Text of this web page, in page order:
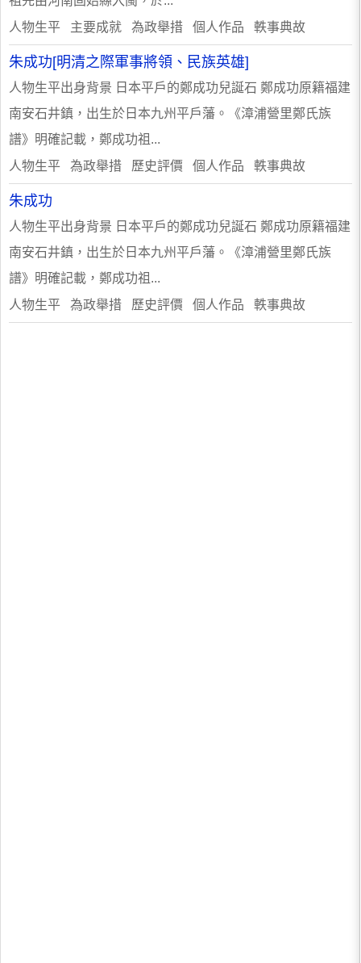
人物生平 主要成就 為政舉措 個人作品 軼事典故
朱成功[明清之際軍事將領、民族英雄]
人物生平出身背景 日本平戶的鄭成功兒誕石 鄭成功原籍福建
南安石井鎮，出生於日本九州平戶藩。《漳浦營里鄭氏族
譜》明確記載，鄭成功祖...
人物生平 為政舉措 歷史評價 個人作品 軼事典故
朱成功
人物生平出身背景 日本平戶的鄭成功兒誕石 鄭成功原籍福建
南安石井鎮，出生於日本九州平戶藩。《漳浦營里鄭氏族
譜》明確記載，鄭成功祖...
人物生平 為政舉措 歷史評價 個人作品 軼事典故